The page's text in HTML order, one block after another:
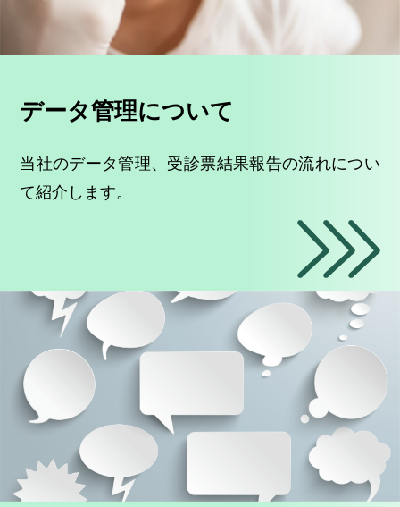
データ管理について
当社のデータ管理、受診票結果報告の流れについ
て紹介します。